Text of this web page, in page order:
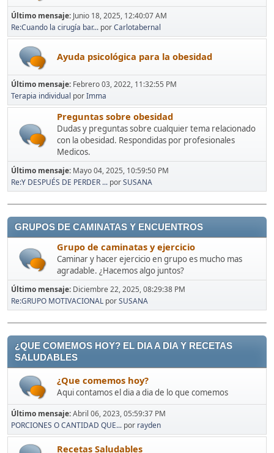
Último mensaje: Junio 18, 2025, 12:40:07 AM
Re:Cuando la cirugía bar... porCarlotabernal
Ayuda psicológica para la obesidad
Último mensaje: Febrero 03, 2022, 11:32:55 PM
Terapia individual porImma
Preguntas sobre obesidad
Dudas y preguntas sobre cualquier tema relacionado
con la obesidad. Respondidas por profesionales
Medicos.
Último mensaje: Mayo 04, 2025, 10:59:50 PM
Re:Y DESPUÉS DE PERDER ... porSUSANA
GRUPOS DE CAMINATAS Y ENCUENTROS
Grupo de caminatas y ejercicio
Caminar y hacer ejercicio en grupo es mucho mas
agradable. ¿Hacemos algo juntos?
Último mensaje: Diciembre 22, 2025, 08:29:38 PM
Re:GRUPO MOTIVACIONAL porSUSANA
¿QUE COMEMOS HOY? EL DIA A DIA Y RECETAS
SALUDABLES
¿Que comemos hoy?
Aqui contamos el dia a dia de lo que comemos
Último mensaje:Abril 06, 2023, 05:59:37 PM
PORCIONES O CANTIDAD QUE... por rayden
Recetas Saludables